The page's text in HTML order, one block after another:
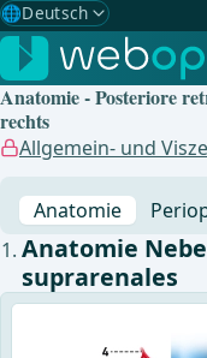
🌐Deutsch
Gewählte Sprache:
🇩🇪 Deutsch ✓
🇬🇧English
🇪🇸Spanisch
🇧🇷Brasilianisch
Anatomie - Posteriore
rechts
Allgemein- und
Anatomie
Anatomie
suprarenales